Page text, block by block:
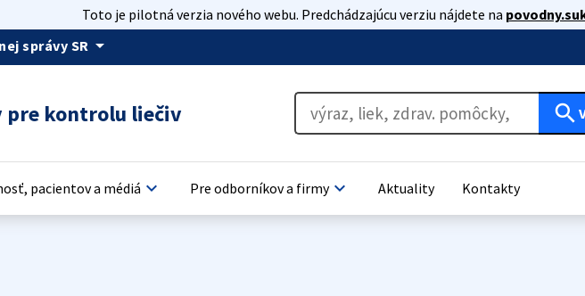
Toto je pilotná verzia nového webu. Predchádzajúcu verziu nájdete na
správy SR arrow_drop_down
pre kontrolu liečiv search
pacientov a médiá keyboard_arrow_down Pre odborníkov a firmykeyboard_arrow_down Aktuality Kontakty